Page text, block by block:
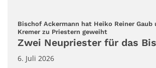
Bischof Ackermann hat Heiko Reiner Gaub
Kremer zu Priestern geweiht:
Zwei Neupriester für das
6. Juli 2026